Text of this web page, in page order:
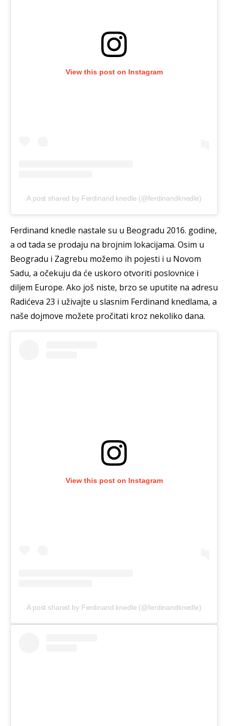
View this post on Instagram
A post shared by Ferdinand knedle (@ferdinandknedle)
Ferdinand knedle nastale su u Beogradu 2016. godine,
a od tada se prodaju na brojnim lokacijama. Osim u
Beogradu i Zagrebu možemo ih pojesti i u Novom
Sadu, a očekuju da će uskoro otvoriti poslovnice i
diljem Europe. Ako još niste, brzo se uputite na adresu
Radićeva 23 i uživajte u slasnim Ferdinand knedlama, a
naše dojmove možete pročitati kroz nekoliko dana.
View this post on Instagram
A post shared by Ferdinand knedle (@ferdinandknedle)